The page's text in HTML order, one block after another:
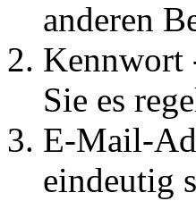
anderen
Kennwort
Sie es
E-Mail-
eindeutig